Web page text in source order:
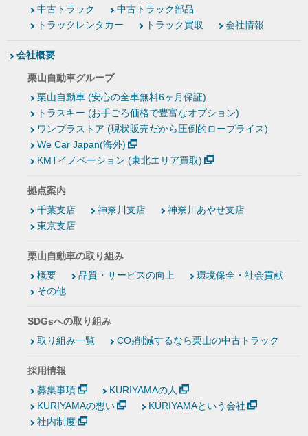
中古トラック
中古トラック部品
トラックレンタカー
トラック買取 会社情報
会社概要
栗山自動車グループ
栗山自動車 (安心の全車無料6ヶ月保証)
トラスキー (お手ごろ価格で豊富なオプション)
ワンプラストア (現状販売だから圧倒的ロープライス)
We Car Japan(海外)
KMTイノベーション (東北エリア買取)
拠点案内
千葉支店
神奈川支店
神奈川あやせ支店
東京支店
栗山自動車の取り組み
概要
品質・サービスの向上
環境保全・社会貢献
その他
SDGsへの取り組み
取り組み一覧
CO₂削減するなら栗山の中古トラック
採用情報
募集事項
KURIYAMAの人
KURIYAMAの想い
KURIYAMAという会社
社内制度